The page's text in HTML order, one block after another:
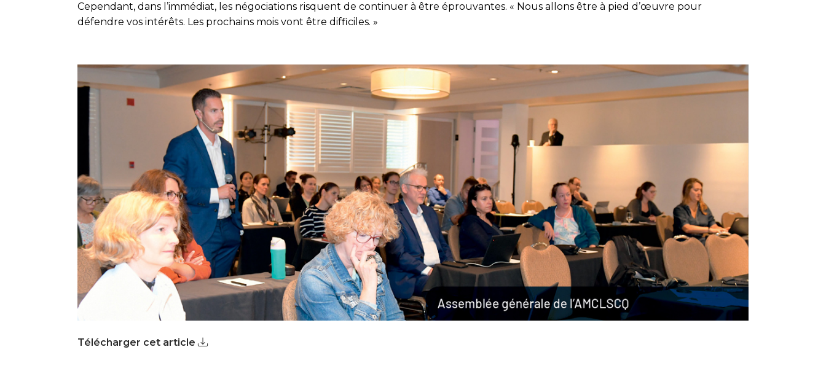
Cependant, dans l’immédiat, les négociations risquent de continuer à être éprouvantes. « Nous allons être à pied d’œuvre pour
défendre vos intérêts. Les prochains mois vont être difficiles. »
Télécharger cet article